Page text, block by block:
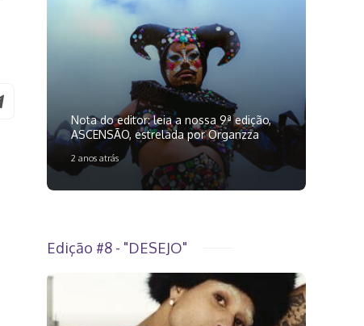
Nota do editor: leia a nossa 9ª edição,
ASCENSÃO, estrelada por Organzza
2 anos atrás
Edição #8 - "DESEJO"